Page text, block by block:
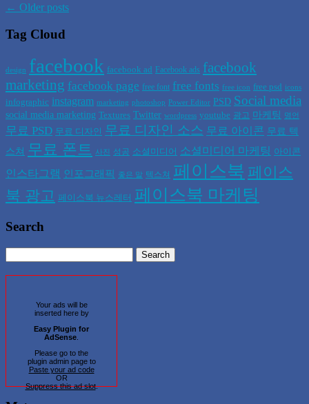
← Older posts
Tag Cloud
design facebook facebook ad Facebook ads facebook
marketing facebook page free font free fonts free icon free psd icons
infographic instagram marketing photoshop Power Editor PSD Social media
social media marketing Textures Twitter wordpress youtube 광고 마케팅 명언
무료 PSD 무료 디자인 무료 디자인 소스 무료 아이콘 무료 텍
스쳐 무료 폰트 사진 성공 소셜미디어 소셜미디어 마케팅 아이콘
인스타그램 인포그래픽 좋은 말 텍스쳐 페이스북 페이스
북 광고 페이스북 뉴스레터 페이스북 마케팅
Search
Your ads will be
inserted here by
Easy Plugin for
AdSense
Please go to the
plugin admin page to
Paste your ad code
OR
Suppress this ad slot.